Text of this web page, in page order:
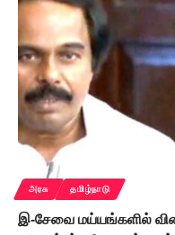
அரசு தமிழ்நாடு
இ-சேவை மய்யங்களில்